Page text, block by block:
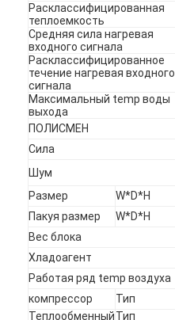
Расклассифицированная
теплоемкость
Средняя сила нагревая
входного сигнала
Расклассифицированное
течение нагревая входного
сигнала
Максимальный temp воды
выхода
ПОЛИСМЕН
Сила
Шум
Размер
W*D*H
Пакуя размер
W*D*H
Вес блока
Хладоагент
Работая ряд temp воздуха
компрессор
Тип
ТеплообменныйТип